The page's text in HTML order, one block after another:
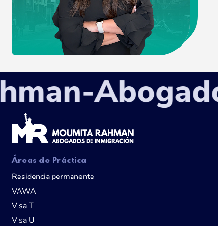
Áreas de Práctica
Residencia permanente
VAWA
Visa T
Visa U